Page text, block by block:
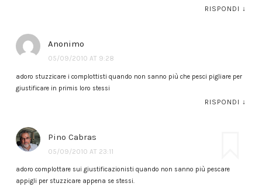
RISPONDI ↓
Anonimo
05/09/2010 AT 9:28
adoro stuzzicare i complottisti quando non sanno più che pesci pigliare per
giustificare in primis loro stessi
RISPONDI ↓
Pino Cabras
05/09/2010 AT 23:11
adoro complottare sui giustificazionisti quando non sanno più pescare
appigli per stuzzicare appena se stessi.